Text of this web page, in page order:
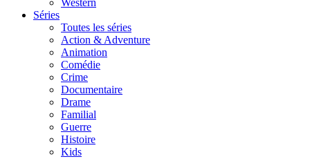
Western
Séries
Toutes les séries
Action & Adventure
Animation
Comédie
Crime
Documentaire
Drame
Familial
Guerre
Histoire
Kids